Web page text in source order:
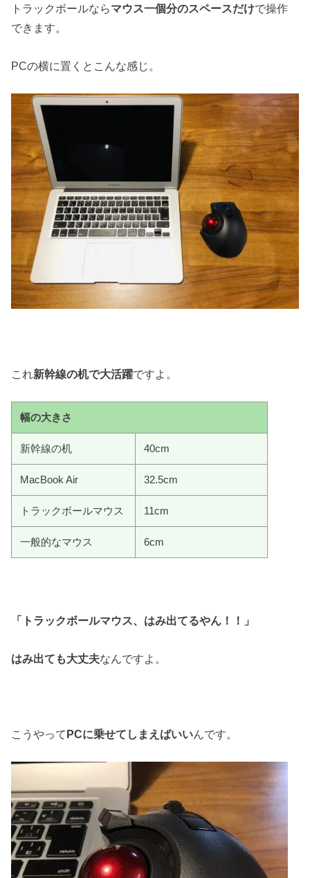
トラックボールならマウス一個分のスペースだけで操作
できます。
PCの横に置くとこんな感じ。
これ 新幹線の机で大活躍ですよ。
幅の大きさ
新幹線の机 40cm
MacBook Air 32.5cm
トラックボールマウス 11cm
一般的なマウス 6cm
「トラックボールマウス、はみ出てるやん！！」
はみ出ても大丈夫なんですよ。
こうやってPCに乗せてしまえばいいんです。